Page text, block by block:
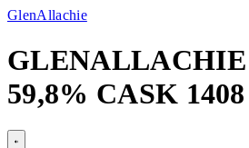
GlenAllachie
GLENALLACHIE
59,8% CASK